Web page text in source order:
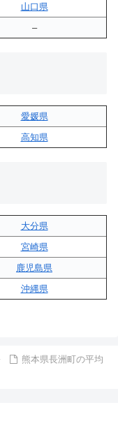
山口県
–
愛媛県
高知県
大分県
宮崎県
鹿児島県
沖縄県
熊本県長洲町の平均